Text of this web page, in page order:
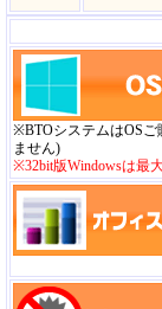
※BTOシステムはOSご
ません)
※32bit版Windowsは最